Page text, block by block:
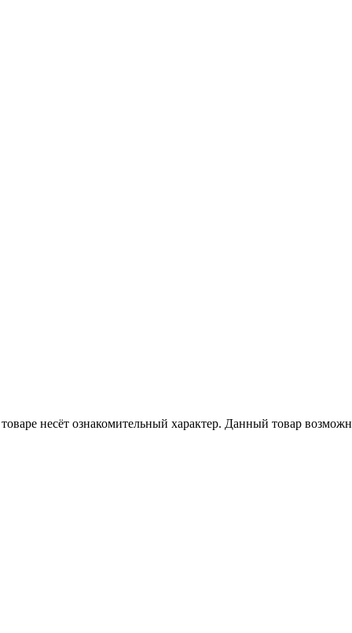
несёт ознакомительный характер. Данный товар